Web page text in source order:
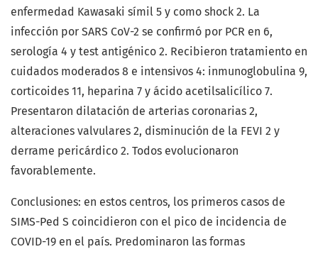
enfermedad Kawasaki símil 5 y como shock 2. La
infección por SARS CoV-2 se confirmó por PCR en 6,
serología 4 y test antigénico 2. Recibieron tratamiento en
cuidados moderados 8 e intensivos 4: inmunoglobulina 9,
corticoides 11, heparina 7 y ácido acetilsalicílico 7.
Presentaron dilatación de arterias coronarias 2,
alteraciones valvulares 2, disminución de la FEVI 2 y
derrame pericárdico 2. Todos evolucionaron
favorablemente.
Conclusiones: en estos centros, los primeros casos de
SIMS-Ped S coincidieron con el pico de incidencia de
COVID-19 en el país. Predominaron las formas